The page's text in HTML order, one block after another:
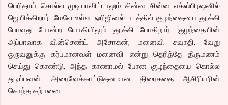
பெரிதாய் சொல்ல முடியாவிட்டாலும் சின்ன சின்ன எக்ஸ்பிரஷனில்
ஜெயிக்கிறார். மேலே உள்ள ஒரிஜினல் படத்தில் குழந்தையை தூக்கி
போவது போன்ற யோகியிலும் தூக்கி போகிறார். குழந்தையின்
அப்பாவாக வின்செண்ட் அசோகன், மனைவி சுவாதி, வேறு
ஒருவனுக்கு கர்பமானவள் மனைவி என்று தெரிந்தே திருமணம்
செய்து கொண்டு, அந்த காணாமல் போன குழந்தையை கொல்ல
துடிப்பவன். அரைவேக்காட்டுதனமான திரைகதை ஆசிரியரின்
சொந்த கற்பனை.